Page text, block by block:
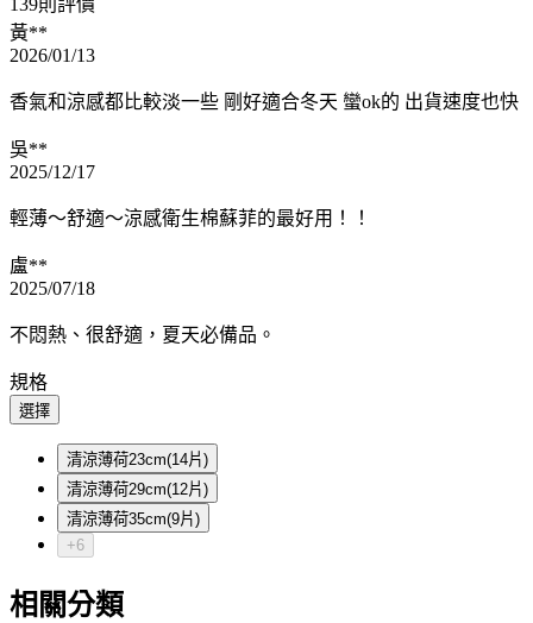
139則評價
黃**
2026/01/13
香氣和涼感都比較淡一些 剛好適合冬天 蠻ok的 出貨速度也快
吳**
2025/12/17
輕薄～舒適～涼感衛生棉蘇菲的最好用！！
盧**
2025/07/18
不悶熱、很舒適，夏天必備品。
規格
選擇
清涼薄荷23cm(14片)
清涼薄荷29cm(12片)
清涼薄荷35cm(9片)
+6
相關分類